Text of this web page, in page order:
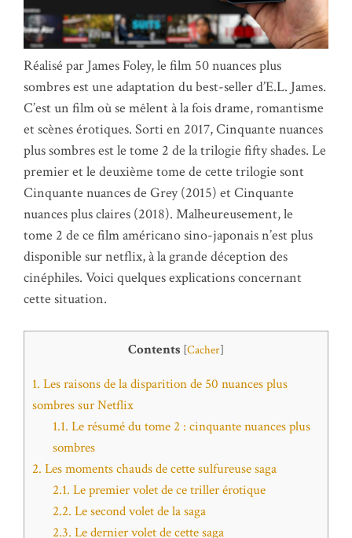
Réalisé par James Foley, le film 50 nuances plus
sombres est une adaptation du best-seller d’E.L. James.
C’est un film où se mêlent à la fois drame, romantisme
et scènes érotiques. Sorti en 2017, Cinquante nuances
plus sombres est le tome 2 de la trilogie fifty shades. Le
premier et le deuxième tome de cette trilogie sont
Cinquante nuances de Grey (2015) et Cinquante
nuances plus claires (2018). Malheureusement, le
tome 2 de ce film américano sino-japonais n’est plus
disponible sur netflix, à la grande déception des
cinéphiles. Voici quelques explications concernant
cette situation.
Contents [Cacher]
1. Les raisons de la disparition de 50 nuances plus
sombres sur Netflix
1.1. Le résumé du tome 2 : cinquante nuances plus
sombres
2. Les moments chauds de cette sulfureuse saga
2.1. Le premier volet de ce triller érotique
2.2. Le second volet de la saga
2.3. Le dernier volet de cette saga